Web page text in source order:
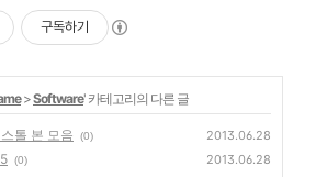
구독하기
>Software' 카테고리의 다른 글
톨 본 모음 (0) 2013.06.28
(0) 2013.06.28